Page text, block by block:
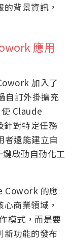
背景資訊，
應用
加入了
自訂外掛擴充
Claude
針對特定任務
還能建立自
啟動自動化工
Cowork 的應
商業領域，
模式，而是要
新功能的發布